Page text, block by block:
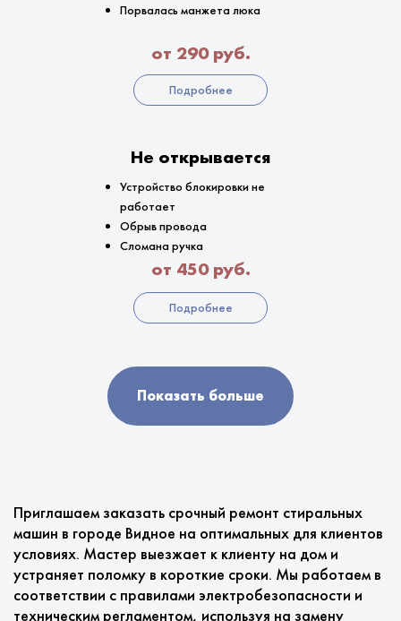
Порвалась манжета люка
от 290 руб.
Подробнее
Не открывается
Устройство блокировки не
работает
Обрыв провода
Сломана ручка
от 450 руб.
Подробнее
Показать больше
Приглашаем заказать срочный ремонт стиральных
машин в городе Видное на оптимальных для клиентов
условиях. Мастер выезжает к клиенту на дом и
устраняет поломку в короткие сроки. Мы работаем в
соответствии с правилами электробезопасности и
техническим регламентом, используя на замену